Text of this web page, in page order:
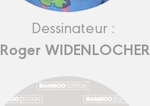
Dessinateur :
Roger WIDENLOCHER